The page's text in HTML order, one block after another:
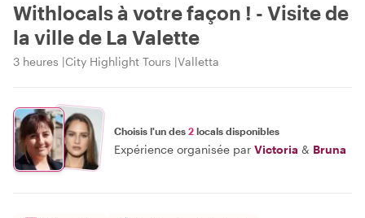
Withlocals à votre façon ! - Visite de
la ville de La Valette
3 heures City Highlight Tours Valletta
Choisis l'un des 2 locals disponibles
Expérience organisée par Victoria & Bruna